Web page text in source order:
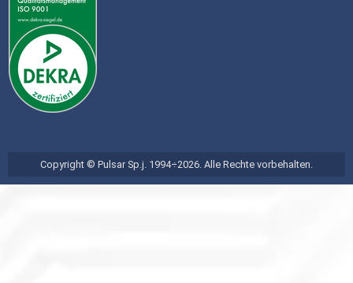
Copyright © Pulsar Sp.j. 1994÷2026. Alle Rechte vorbehalten.